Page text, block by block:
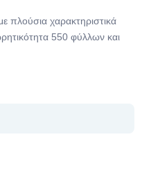
πλούσια χαρακτηριστικά
550 φύλλων και